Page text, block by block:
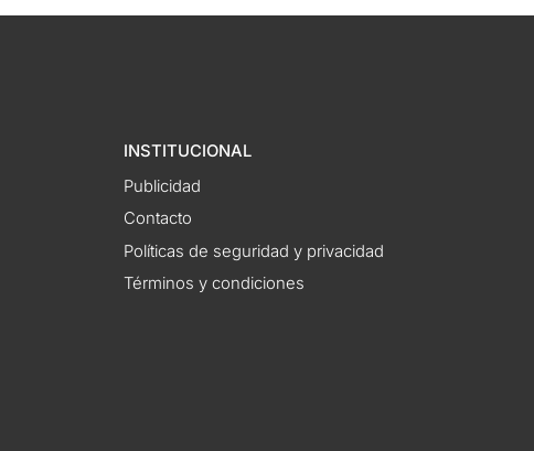
INSTITUCIONAL
Publicidad
Contacto
Políticas de seguridad y privacidad
Términos y condiciones